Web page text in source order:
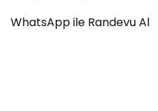
WhatsApp ile Randevu Al